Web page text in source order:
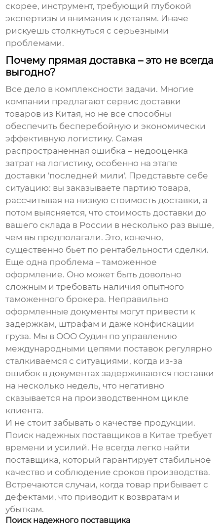
скорее, инструмент, требующий глубокой
экспертизы и внимания к деталям. Иначе
рискуешь столкнуться с серьезными
проблемами.
Почему прямая доставка – это не всегда
выгодно?
Все дело в комплексности задачи. Многие
компании предлагают сервис доставки
товаров из Китая, но не все способны
обеспечить бесперебойную и экономически
эффективную логистику. Самая
распространенная ошибка – недооценка
затрат на логистику, особенно на этапе
доставки 'последней мили'. Представьте себе
ситуацию: вы заказываете партию товара,
рассчитывая на низкую стоимость доставки, а
потом выясняется, что стоимость доставки до
вашего склада в России в несколько раз выше,
чем вы предполагали. Это, конечно,
существенно бьет по рентабельности сделки.
Еще одна проблема – таможенное
оформление. Оно может быть довольно
сложным и требовать наличия опытного
таможенного брокера. Неправильно
оформленные документы могут привести к
задержкам, штрафам и даже конфискации
груза. Мы в ООО Оудин по управлению
международными цепями поставок регулярно
сталкиваемся с ситуациями, когда из-за
ошибок в документах задерживаются поставки
на несколько недель, что негативно
сказывается на производственном цикле
клиента.
И не стоит забывать о качестве продукции.
Поиск надежных поставщиков в Китае требует
времени и усилий. Не всегда легко найти
поставщика, который гарантирует стабильное
качество и соблюдение сроков производства.
Встречаются случаи, когда товар прибывает с
дефектами, что приводит к возвратам и
убыткам.
Поиск надежного поставщика